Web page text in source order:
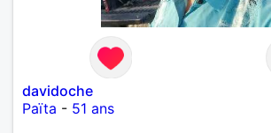
davidoche
Païta - 51 ans